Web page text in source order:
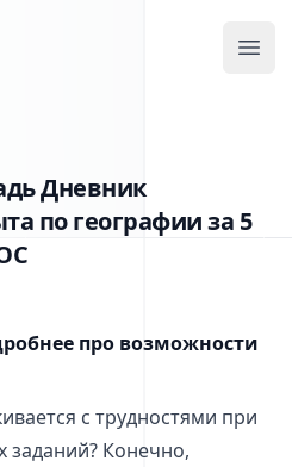
Дневник
по географии за 5
про возможности
с трудностями при
Конечно,